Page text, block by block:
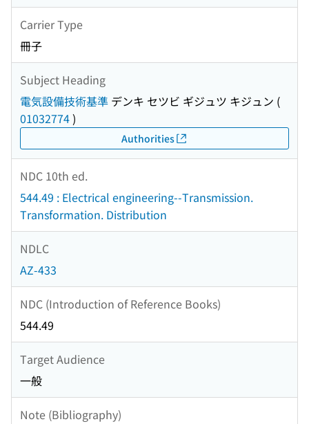
Carrier Type
冊子
Subject Heading
電気設備技術基準 デンキ セツビ ギジュツ キジュン (
01032774)
Authorities
NDC 10th ed.
544.49 : Electrical engineering--Transmission.
Transformation. Distribution
NDLC
AZ-433
NDC (Introduction of Reference Books)
544.49
Target Audience
一般
Note (Bibliography)